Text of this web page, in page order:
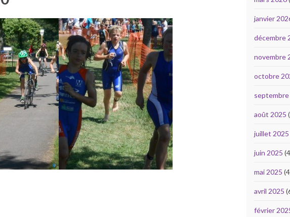
janvier
décembre
novembre
octobre
septembre
août 2025
juillet 2025
juin 2025
mai 2025
avril 2025
février